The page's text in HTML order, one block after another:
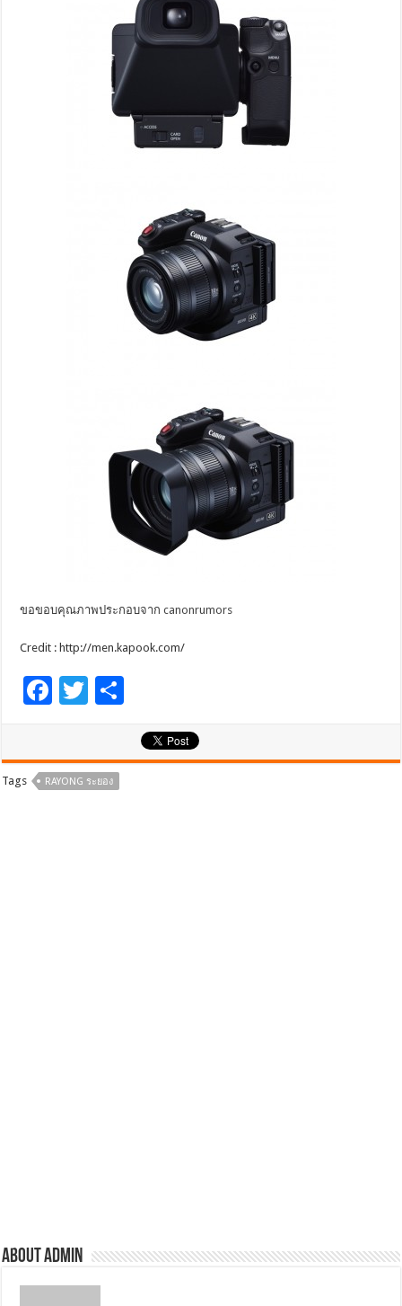
ขอขอบคุณภาพประกอบจากcanonrumors
Credit : http://men.kapook.com/
F
b
T
er
ar
Tags RAYONG ระยอง
About admin